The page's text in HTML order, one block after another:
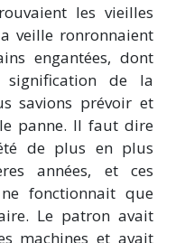
les vieilles
veille ronronnaient
engantées, dont
signification de la
savions prévoir et
panne. Il faut dire
de plus en plus
années, et ces
fonctionnait que
Le patron avait
machines et avait